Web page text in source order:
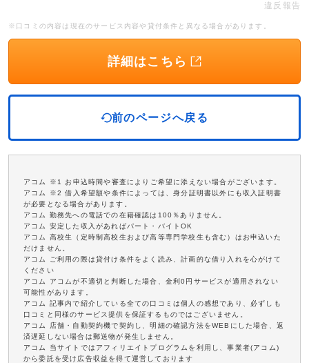
違反報告
※口コミの内容は現在のサービス内容や貸付条件と異なる場合があります。
詳細はこちら
前のページへ戻る
アコム ※1 お申込時間や審査によりご希望に添えない場合がございます。
アコム ※2 借入希望額や条件によっては、身分証明書以外にも収入証明書
が必要となる場合があります。
アコム 勤務先への電話での在籍確認は100％ありません。
アコム 安定した収入があればパート・バイトOK
アコム 高校生（定時制高校生および高等専門学校生も含む）はお申込いた
だけません。
アコム ご利用の際は貸付け条件をよく読み、計画的な借り入れを心がけて
ください
アコム アコムが不適切と判断した場合、金利0円サービスが適用されない
可能性があります。
アコム 記事内で紹介している全ての口コミは個人の感想であり、必ずしも
口コミと同様のサービス提供を保証するものではございません。
アコム 店舗・自動契約機で契約し、明細の確認方法をWEBにした場合、返
済遅延しない場合は郵送物が発生しません。
アコム 当サイトではアフィリエイトプログラムを利用し、事業者(アコム)
から委託を受け広告収益を得て運営しております